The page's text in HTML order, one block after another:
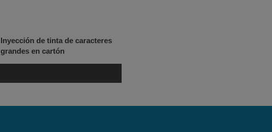
Inyección de tinta de caracteres
grandes en cartón